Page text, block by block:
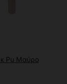
Pu Μαύρο